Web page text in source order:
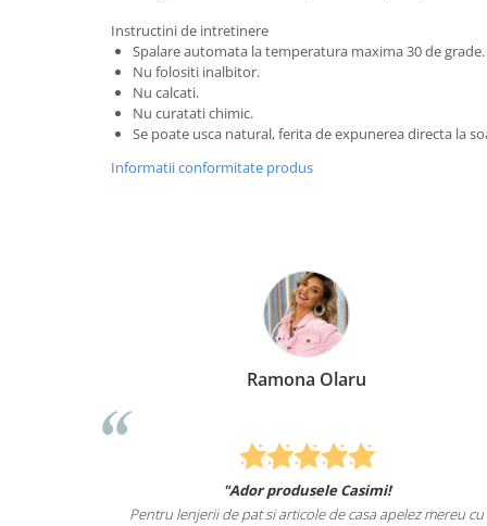
Instructini de intretinere
Spalare automata la temperatura maxima 30 de grade.
Nu folositi inalbitor.
Nu calcati.
Nu curatati chimic.
Se poate usca natural, ferita de expunerea directa la
Informatii conformitate produs
Elena Suia
Felcitari oameni minunati pentru produsele pe care le
sunteti cei mai buni. Nepotii mei au fost tare